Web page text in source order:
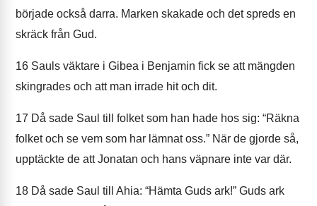
började också darra. Marken skakade och det spreds en
skräck från Gud.
16 Sauls väktare i Gibea i Benjamin fick se att mängden
skingrades och att man irrade hit och dit.
17 Då sade Saul till folket som han hade hos sig: “Räkna
folket och se vem som har lämnat oss.” När de gjorde så,
upptäckte de att Jonatan och hans väpnare inte var där.
18 Då sade Saul till Ahia: “Hämta Guds ark!” Guds ark